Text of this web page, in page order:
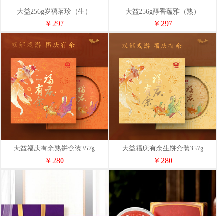
大益256g岁禧茗珍（生）
￥297
大益256g醇香蕴雅（熟）
￥297
大益福庆有余熟饼盒装357g
￥280
大益福庆有余生饼盒装357g
￥280